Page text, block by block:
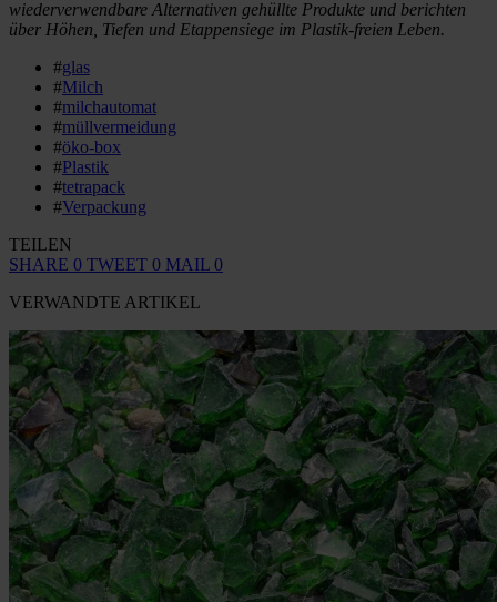
wiederverwendbare Alternativen gehüllte Produkte und berichten
über Höhen, Tiefen und Etappensiege im Plastik-freien Leben.
#glas
#Milch
#milchautomat
#müllvermeidung
#öko-box
#Plastik
#tetrapack
#Verpackung
TEILEN
SHARE 0 TWEET 0 MAIL 0
VERWANDTE ARTIKEL